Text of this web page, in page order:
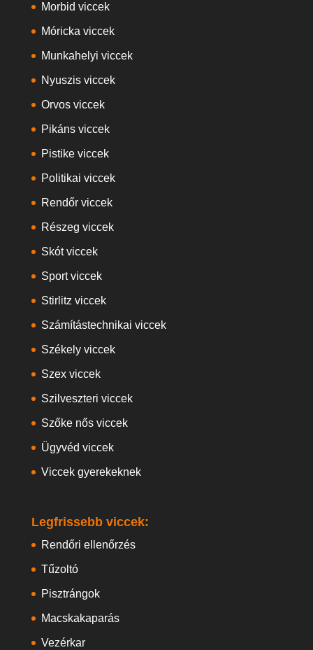
Morbid viccek
Móricka viccek
Munkahelyi viccek
Nyuszis viccek
Orvos viccek
Pikáns viccek
Pistike viccek
Politikai viccek
Rendőr viccek
Részeg viccek
Skót viccek
Sport viccek
Stirlitz viccek
Számítástechnikai viccek
Székely viccek
Szex viccek
Szilveszteri viccek
Szőke nős viccek
Ügyvéd viccek
Viccek gyerekeknek
Legfrissebb viccek:
Rendőri ellenőrzés
Tűzoltó
Pisztrángok
Macskakaparás
Vezérkar